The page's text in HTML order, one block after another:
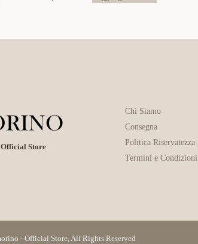
Store
Chi Siamo
Consegna
Politica Riservatezza
Termini e Condizioni
- Official Store, All Rights Reserved